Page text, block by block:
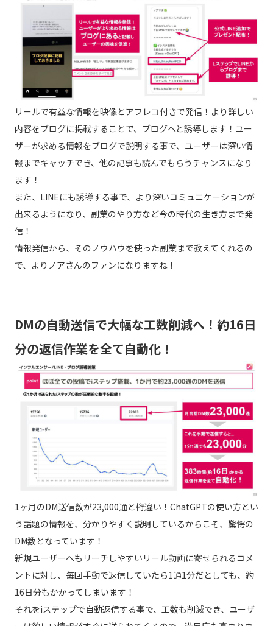
リールで有益な情報を映像とアフレコ付きで発信！より詳しい
内容をブログに掲載することで、ブログへと誘導します！ユー
ザーが求める情報をブログで説明する事で、ユーザーは深い情
報までキャッチでき、他の記事も読んでもらうチャンスになり
ます！
また、LINEにも誘導する事で、より深いコミュニケーションが
出来るようになり、副業のやり方など今の時代の生き方まで発
信！
情報発信から、そのノウハウを使った副業まで教えてくれるの
で、よりノアさんのファンになりますね！
DMの自動送信で大幅な工数削減へ！約16日
分の返信作業を全て自動化！
1ヶ月のDM送信数が23,000通と桁違い！ChatGPTの使い方とい
う話題の情報を、分かりやすく説明しているからこそ、驚愕の
DM数となっています！
新規ユーザーへもリーチしやすいリール動画に寄せられるコメ
ントに対し、毎回手動で返信していたら1通1分だとしても、約
16日分もかかってしまいます！
それをiステップで自動返信する事で、工数も削減でき、ユーザ